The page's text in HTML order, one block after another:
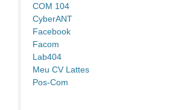
COM 104
CyberANT
Facebook
Facom
Lab404
Meu CV Lattes
Pos-Com